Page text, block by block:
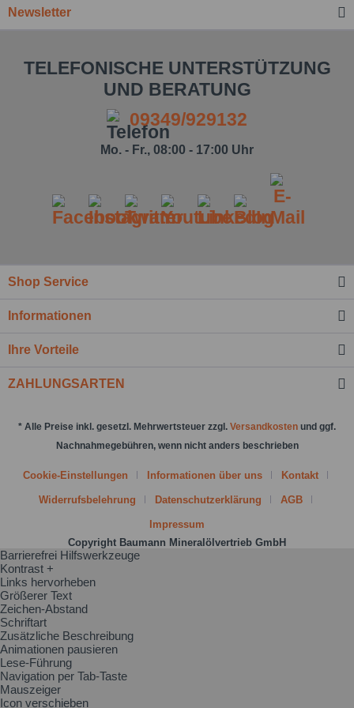
Ich habe dieDatenschutzbestimmungzur
Kenntnis genommen.*
Newsletter
TELEFONISCHE UNTERSTÜTZUNG
UND BERATUNG
09349/929132
Mo. - Fr., 08:00 - 17:00 Uhr
Shop Service
Informationen
Ihre Vorteile
ZAHLUNGSARTEN
* Alle Preise inkl. gesetzl. Mehrwertsteuer zzgl. Versandkosten und ggf.
Nachnahmegebühren, wenn nicht anders beschrieben
Cookie-Einstellungen Informationen über uns Kontakt
Widerrufsbelehrung Datenschutzerklärung AGB
Impressum
Copyright Baumann Mineralölvertrieb GmbH
Barrierefrei Hilfswerkzeuge
Kontrast +
Links hervorheben
Größerer Text
Zeichen-Abstand
Schriftart
Zusätzliche Beschreibung
Animationen pausieren
Lese-Führung
Navigation per Tab-Taste
Mauszeiger
Icon verschieben